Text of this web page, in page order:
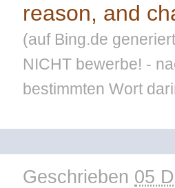
reason, and
(auf Bing.de
NICHT bewerbe! -
bestimmten Wort
Geschrieben 05